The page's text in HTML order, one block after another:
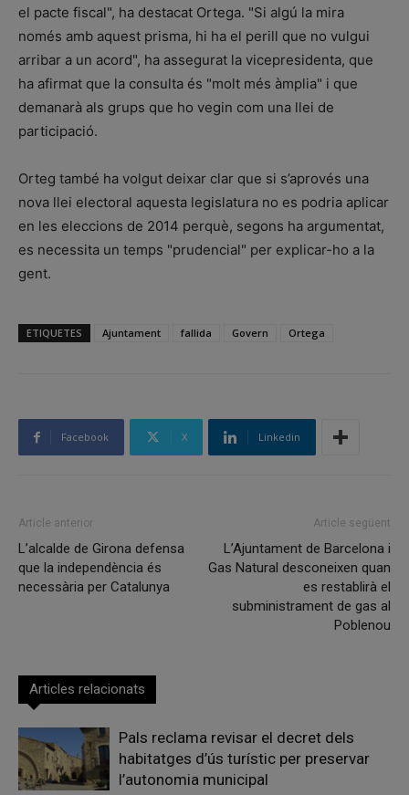
el pacte fiscal", ha destacat Ortega. "Si algú la mira
només amb aquest prisma, hi ha el perill que no vulgui
arribar a un acord", ha assegurat la vicepresidenta, que
ha afirmat que la consulta és "molt més àmplia" i que
demanarà als grups que ho vegin com una llei de
participació.
Orteg també ha volgut deixar clar que si s’aprovés una
nova llei electoral aquesta legislatura no es podria aplicar
en les eleccions de 2014 perquè, segons ha argumentat,
es necessita un temps "prudencial" per explicar-ho a la
gent.
ETIQUETES Ajuntament fallida Govern Ortega
Facebook X Linkedin
Article anterior
L’alcalde de Girona defensa
que la independència és
necessària per Catalunya
Article següent
L’Ajuntament de Barcelona i
Gas Natural desconeixen quan
es restablirà el
subministrament de gas al
Poblenou
Articles relacionats
Pals reclama revisar el decret dels
habitatges d’ús turístic per preservar
l’autonomia municipal